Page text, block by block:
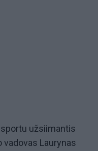
užsiimantis
Laurynas